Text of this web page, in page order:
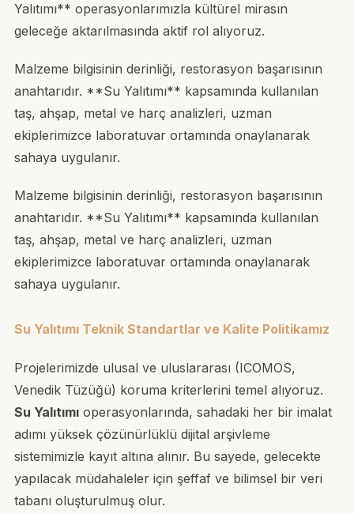
Yalıtımı** operasyonlarımızla kültürel mirasın
geleceğe aktarılmasında aktif rol alıyoruz.
Malzeme bilgisinin derinliği, restorasyon başarısının
anahtarıdır. **Su Yalıtımı** kapsamında kullanılan
taş, ahşap, metal ve harç analizleri, uzman
ekiplerimizce laboratuvar ortamında onaylanarak
sahaya uygulanır.
Malzeme bilgisinin derinliği, restorasyon başarısının
anahtarıdır. **Su Yalıtımı** kapsamında kullanılan
taş, ahşap, metal ve harç analizleri, uzman
ekiplerimizce laboratuvar ortamında onaylanarak
sahaya uygulanır.
Su Yalıtımı Teknik Standartlar ve Kalite Politikamız
Projelerimizde ulusal ve uluslararası (ICOMOS,
Venedik Tüzüğü) koruma kriterlerini temel alıyoruz.
Su Yalıtımıoperasyonlarında, sahadaki her bir imalat
adımı yüksek çözünürlüklü dijital arşivleme
sistemimizle kayıt altına alınır. Bu sayede, gelecekte
yapılacak müdahaleler için şeffaf ve bilimsel bir veri
tabanı oluşturulmuş olur.